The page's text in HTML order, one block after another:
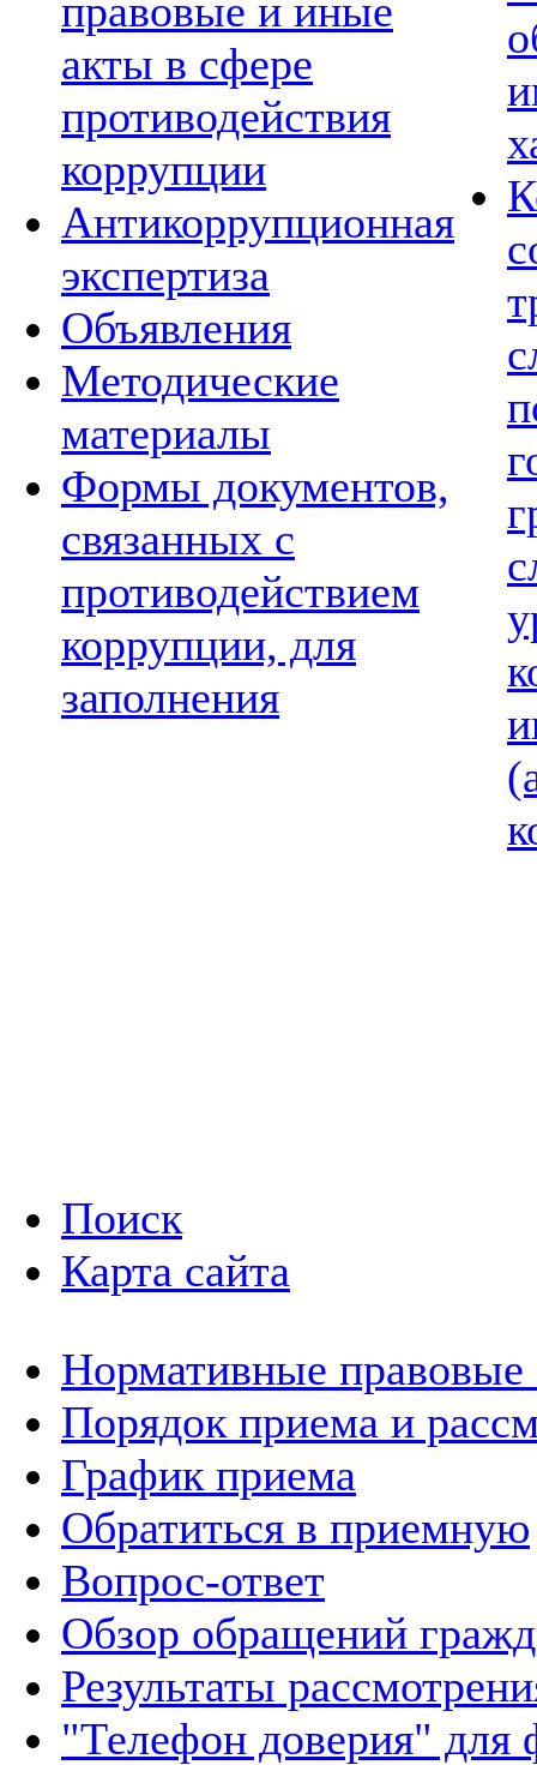
правовые и иные
акты в сфере
противодействия
коррупции
Антикоррупционная
экспертиза
Объявления
Методические
материалы
Формы документов,
связанных с
противодействием
коррупции, для
заполнения
Поиск
Карта сайта
Нормативные правовые
Порядок приема и
График приема
Обратиться в приемную
Вопрос-ответ
Обзор обращений
Результаты
"Телефон доверия" для